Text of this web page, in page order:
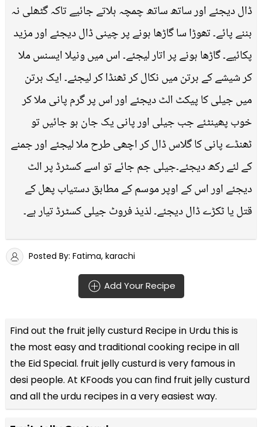
ڈال دیجئے اور ساتھ ساتھ چمچہ ہلاتے جائیے تاکہ گٹھلی نہ
بننے پائے۔ تھوڑا سا گاڑھا ہونے پر چینی ڈال دیجئے اور مزید
پکائیے۔ گاڑھا ہونے پر اتار لیجئے۔ اس میں ونیلا ایسنس ملا
کر شیشے کے برتن میں نکال کر ٹھنڈا کر لیجئے۔ ایک برتن
میں جیلی کا پیکٹ الٹ دیجئے اور اس پر گرم پانی ملا کر
خوب پھینٹئے جب جیلی اور پانی یک جان ہو جائیں تو
ٹھنڈے پانی کا گلاس ڈال کر اچھی طرح ملا لیجئے اور جمنے
کے لئے رکھ دیجئے۔جیلی جم جائے تو اسے کسٹرڈ پر الٹ
دیجئے اور اس کے اوپر موسم کے مطابق دستیاب پھل کے
قتل یا ٹکڑے ڈال دیجئے۔ لذیذ فروٹ جیلی کسٹرڈ تیار ہے۔
Posted By: Fatima, karachi
Add Your Recipe
Find out the fruit jelly custurd Recipe in Urdu this is
the most easy and traditional cooking recipe in all
the Eid Special. fruit jelly custurd is very famous in
desi people. At KFoods you can find fruit jelly custurd
and all theurdu recipesin a very easiest way.